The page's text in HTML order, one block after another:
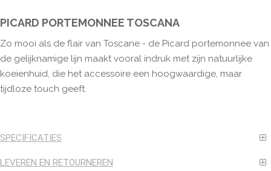
PICARD PORTEMONNEE TOSCANA
Zo mooi als de flair van Toscane - de Picard portemonnee van
de gelijknamige lijn maakt vooral indruk met zijn natuurlijke
koeienhuid, die het accessoire een hoogwaardige, maar
tijdloze touch geeft.
SPECIFICATIES
LEVEREN EN RETOURNEREN